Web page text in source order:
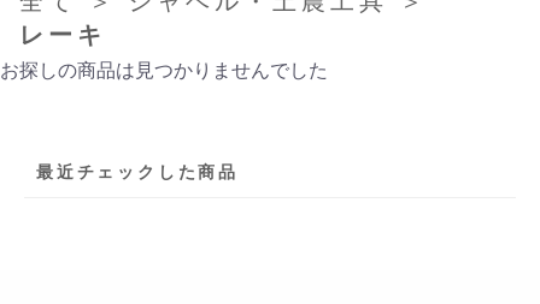
レーキ
お探しの商品は見つかりませんでした
最近チェックした商品